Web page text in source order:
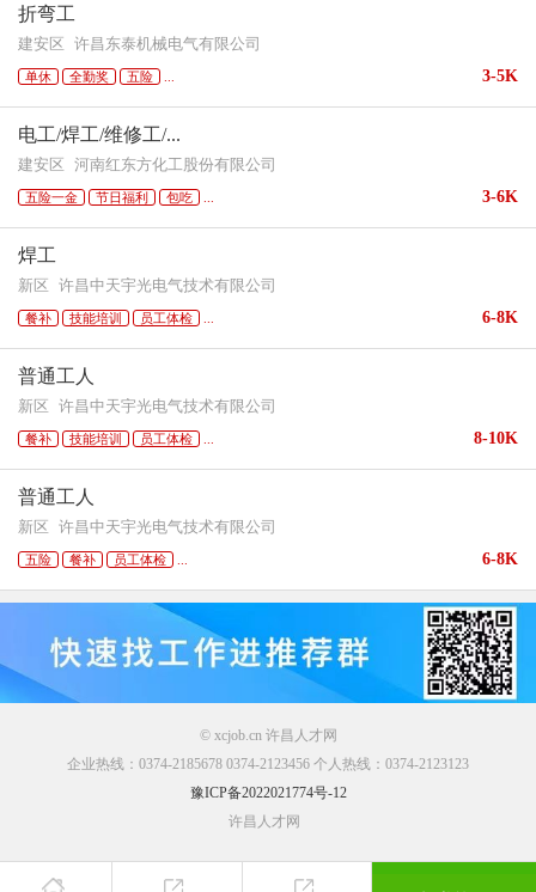
折弯工
建安区 许昌东泰机械电气有限公司
单休 全勤奖 五险 3-5K
电工/焊工/维修工/...
建安区 河南红东方化工股份有限公司
五险一金 节日福利 包吃 3-6K
焊工
新区 许昌中天宇光电气技术有限公司
餐补 技能培训 员工体检 6-8K
普通工人
新区 许昌中天宇光电气技术有限公司
餐补 技能培训 员工体检 8-10K
普通工人
新区 许昌中天宇光电气技术有限公司
五险 餐补 员工体检 6-8K
© xcjob.cn 许昌人才网
企业热线：0374-2185678 0374-2123456 个人热线：0374-2123123
豫ICP备2022021774号-12
许昌人才网